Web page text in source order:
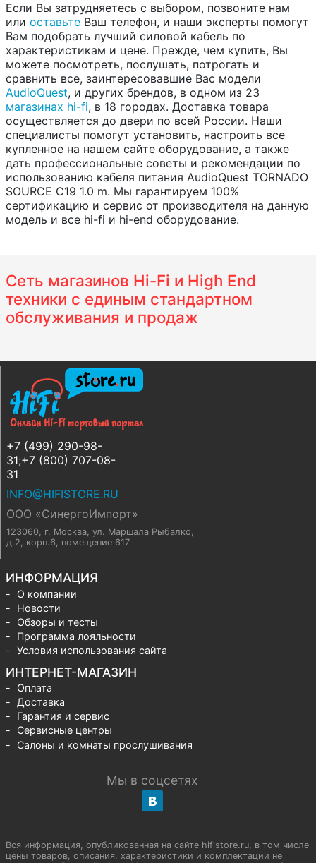
Если Вы затрудняетесь с выбором, позвоните нам
или оставьте Ваш телефон, и наши эксперты помогут
Вам подобрать лучший силовой кабель по
характеристикам и цене. Прежде, чем купить, Вы
можете посмотреть, послушать, потрогать и
сравнить все, заинтересовавшие Вас модели
AudioQuest, и других брендов, в одном из 23
магазинах hi-fi, в 18 городах. Доставка товара
осуществляется до двери по всей России. Наши
специалисты помогут установить, настроить все
купленное на нашем сайте оборудование, а также
дать профессиональные советы и рекомендации по
использованию кабеля питания AudioQuest TORNADO
SOURCE C19 1.0 m. Мы гарантируем 100%
сертификацию и сервис от производителя на данную
модель и все hi-fi и hi-end оборудование.
Сеть магазинов Hi-Fi и High End
техники с единым стандартном
обслуживания и продаж
+7 (499) 290-98-
31;+7 (800) 707-08-
31
INFO@HIFISTORE.RU
ООО «СинергоИмпорт»
123060, г. Москва, ул. Маршала Рыбалко,
д.2, корп.6, помещение 617
ИНФОРМАЦИЯ
О компании
Новости
Обзоры и тесты
Программа лояльности
Условия использования сайта
ИНТЕРНЕТ-МАГАЗИН
Оплата
Доставка
Гарантия и сервис
Сервисные центры
Салоны и комнаты прослушивания
Мы в соцсетях
Вся информация, опубликованная на сайте hifistore.ru, в том числе
цены товаров, описания, характеристики и комплектации не